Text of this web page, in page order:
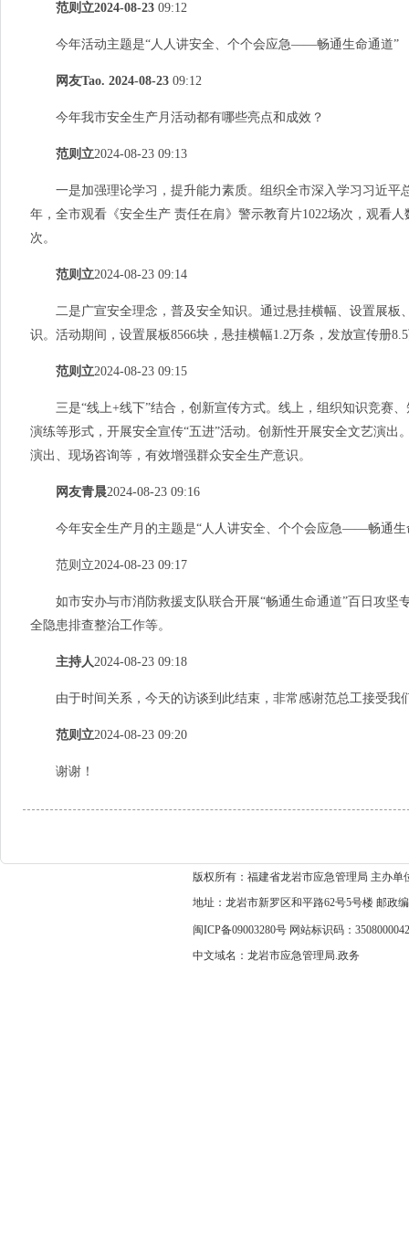
范则立2024-08-23 09:12
今年活动主题是“人人讲安全、个个会应急——畅通生命通道”
网友Tao. 2024-08-23 09:12
今年我市安全生产月活动都有哪些亮点和成效？
范则立2024-08-23 09:13
一是加强理论学习，提升能力素质。组织全市深入学习习近平
年， 全市观看《安全生产 责任在肩》警示教育 片1022场次，观看人
次。
范则立2024-08-23 09:14
二是广宣安全理念，普及安全知识。通过悬挂横幅、设置展板
识。活动期间，设置展板8566块，悬挂横幅1.2万条，发放宣传册
范则立2024-08-23 09:15
三是“线上+线下”结合，创新宣传方式。线上，组织知识竞赛、
演练等形式，开展安全宣传“五进”活动。 创新性开展安全文艺演出
演出、现场咨询等，有效增强群众安全生产意识。
网友青晨2024-08-23 09:16
今年安全生产月的主题是“人人讲安全、个个会应急——畅通生
范则立2024-08-23 09:17
如市安办与市消防救援支队联合开展“畅通生命通道”百日攻坚
全隐患排查整治工作等。
主持人2024-08-23 09:18
由于时间关系，今天的访谈到此结束，非常感谢范总工接受我
范则立2024-08-23 09:20
谢谢！